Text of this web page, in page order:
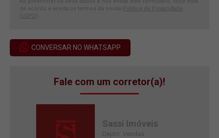
de acordo e aceita os termos da nossa Política de Privacidade
(LGPD)
CONVERSAR NO WHATSAPP
Fale com um corretor(a)!
Sassi Imóveis
Depto. Vendas